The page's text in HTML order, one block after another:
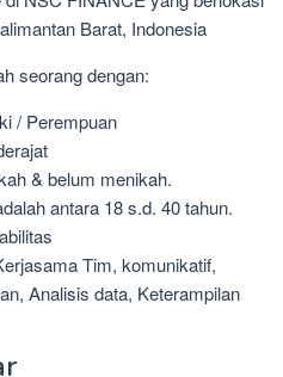
Barat, Indonesia
seorang dengan:
/ Perempuan
& belum menikah.
antara 18 s.d. 40 tahun.
Tim, komunikatif,
Analisis data, Keterampilan